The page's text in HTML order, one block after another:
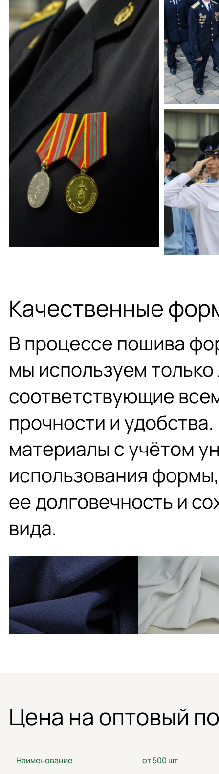
Качественные
В процессе пошива
мы используем
соответствующие
прочности и
материалы с учётом
использования
ее долговечность и
вида.
Цена на оптовый
Наименование от 500 шт